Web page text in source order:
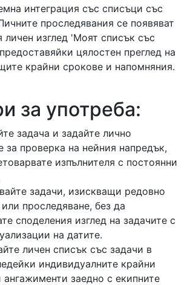
интеграция със списъци със
проследявания се появяват
личен изглед 'Моят списък със
цялостен преглед на
крайни срокове и напомняния.
за употреба:
задача и задайте лично
за проверка на нейния напредък,
изпълнителя с постоянни
задачи, изискващи редовно
проследяване, без да
споделения изглед на задачите с
на датите.
личен списък със задачи в
индивидуалните крайни
ангажименти заедно с екипните